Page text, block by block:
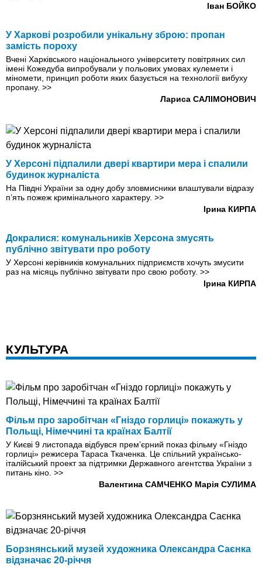
Іван БОЙКО
У Харкові розробили унікальну зброю: пропан
замість пороху
Вчені Харківського національного університету повітряних сил
імені Кожедуба випробували у польових умовах кулемети і
міномети, принцип роботи яких базується на технології ви­буху
пропану. >>
Лариса САЛІМОНОВИЧ
У Херсоні підпалили двері квартири мера і спалили
будинок журналіста
На Півдні України за одну добу зловмисники влаштували відразу
п’ять пожеж кримінального характеру. >>
Ірина КИРПА
Докралися: комунальників Херсона змусять
публічно звітувати про роботу
У Херсоні керівників комунальних підприємств хочуть змусити
раз на місяць публічно звітувати про свою роботу. >>
Ірина КИРПА
КУЛЬТУРА
Фільм про заробітчан «Гніздо горлиці» покажуть у
Польщі, Німеччині та країнах Балтії
У Києві 9 листопада відбувся прем’єрний показ фільму «Гніздо
горлиці» режисера Тараса Ткаченка. Це спільний українсько-
італійський проект за підтримки Державного агентства України з
питань кіно. >>
Валентина САМЧЕНКО Марія СУЛИМА
Борзнянський музей художника Олександра Саєнка
відзначає 20-річчя